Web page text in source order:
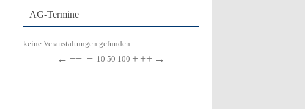
AG-Termine
keine Veranstaltungen gefunden
← −− − 10 50 100 + ++ →